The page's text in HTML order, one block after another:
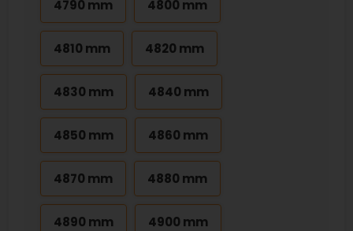
4790 mm 4800 mm
4810 mm 4820 mm
4830 mm 4840 mm
4850 mm 4860 mm
4870 mm 4880 mm
4890 mm 4900 mm